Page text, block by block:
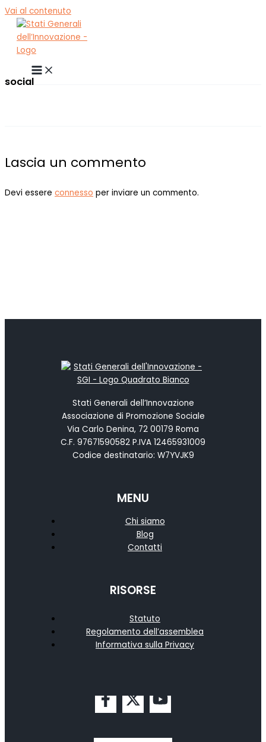
Vai al contenuto
social
Lascia un commento
Devi essere connesso per inviare un commento.
Stati Generali dell’Innovazione
Associazione di Promozione Sociale
Via Carlo Denina, 72 00179 Roma
C.F. 97671590582 P.IVA 12465931009
Codice destinatario: W7YVJK9
MENU
Chi siamo
Blog
Contatti
RISORSE
Statuto
Regolamento dell’assemblea
Informativa sulla Privacy